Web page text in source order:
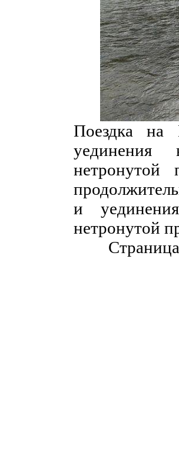
Поездка на
уединения
нетронутой
и
нетронутой